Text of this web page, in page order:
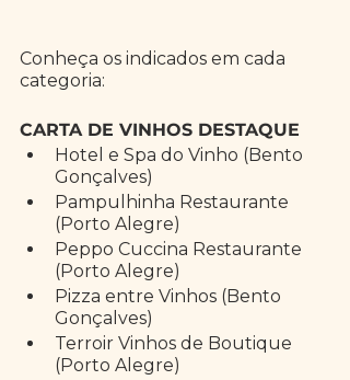
Conheça os indicados em cada
categoria:
CARTA DE VINHOS DESTAQUE
Hotel e Spa do Vinho (Bento
Gonçalves)
Pampulhinha Restaurante
(Porto Alegre)
Peppo Cuccina Restaurante
(Porto Alegre)
Pizza entre Vinhos (Bento
Gonçalves)
Terroir Vinhos de Boutique
(Porto Alegre)